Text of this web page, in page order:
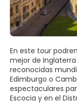
En este tour
mejor de
reconocidas
Edimburgo o
espectaculares
Escocia y en el